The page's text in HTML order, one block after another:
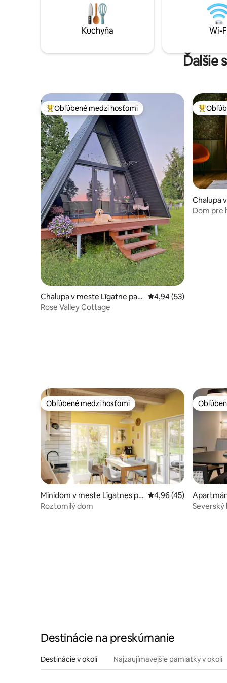
sú za príplatok - vaňa 60 EUR, sauna 30
EUR. Domáce zvieratá nie sú povolené!
pokojné
Kuchyňa Wi-
Ďalšie
Najobľúbenejšie medzi hosťami
Obľúbené medzi hosťami
Chalupa v meste Līgatne pari
sh
Priemerné
4,94 (53)
Rose Valley Cottage
Chalupa
Dom pre
Obľúbené medzi hosťami
Obľúbené medzi hosťami
Minidom v meste Līgatnes pa
gasts
Priemerné
4,96 (45)
Roztomilý dom
Destinácie na preskúmanie
Destinácie v okolí Najzaujímavejšie pamiatky v okolí